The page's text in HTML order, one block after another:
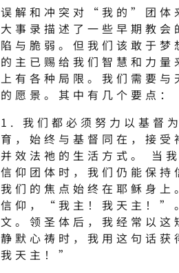
误解和冲突对“我的”团体
大事录描述了一些早期教
陷与脆弱。但我们该敢于
的主已赐给我们智慧和力
上有各种局限。我们需要
的愿景。其中有几个要点：
1. 我们都必须努力以基督
育，始终与基督同在，接受
并效法祂的生活方式。 当
信仰团体时，我们仍能保
我们的焦点始终在耶稣身
信仰，“我主！我天主！”
文。领圣体后，我经常以
静默心祷时，我用这句话
我天主！”